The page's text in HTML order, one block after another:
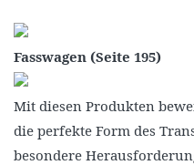
Fasswagen (Seite 195)
Mit diesen Produkten
die perfekte Form des
besondere